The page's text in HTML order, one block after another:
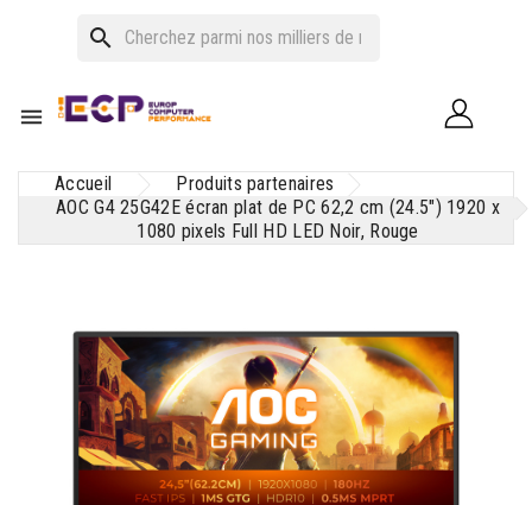
search

Accueil
Produits partenaires
AOC G4 25G42E écran plat de PC 62,2 cm (24.5") 1920 x
1080 pixels Full HD LED Noir, Rouge